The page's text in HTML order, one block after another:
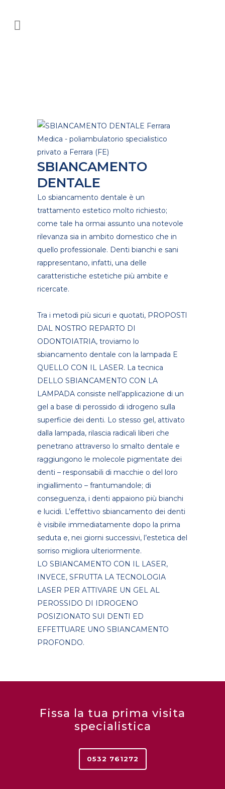
SBIANCAMENTO
DENTALE
Lo sbiancamento dentale è un
trattamento estetico molto richiesto;
come tale ha ormai assunto una notevole
rilevanza sia in ambito domestico che in
quello professionale. Denti bianchi e sani
rappresentano, infatti, una delle
caratteristiche estetiche più ambite e
ricercate.
Tra i metodi più sicuri e quotati, PROPOSTI
DAL NOSTRO REPARTO DI
ODONTOIATRIA, troviamo lo
sbiancamento dentale con la lampada E
QUELLO CON IL LASER. La tecnica
DELLO SBIANCAMENTO CON LA
LAMPADA consiste nell’applicazione di un
gel a base di perossido di idrogeno sulla
superficie dei denti. Lo stesso gel, attivato
dalla lampada, rilascia radicali liberi che
penetrano attraverso lo smalto dentale e
raggiungono le molecole pigmentate dei
denti – responsabili di macchie o del loro
ingiallimento – frantumandole; di
conseguenza, i denti appaiono più bianchi
e lucidi. L’effettivo sbiancamento dei denti
è visibile immediatamente dopo la prima
seduta e, nei giorni successivi, l’estetica del
sorriso migliora ulteriormente.
LO SBIANCAMENTO CON IL LASER,
INVECE, SFRUTTA LA TECNOLOGIA
LASER PER ATTIVARE UN GEL AL
PEROSSIDO DI IDROGENO
POSIZIONATO SUI DENTI ED
EFFETTUARE UNO SBIANCAMENTO
PROFONDO.
Fissa la tua prima visita
specialistica
0532 761272